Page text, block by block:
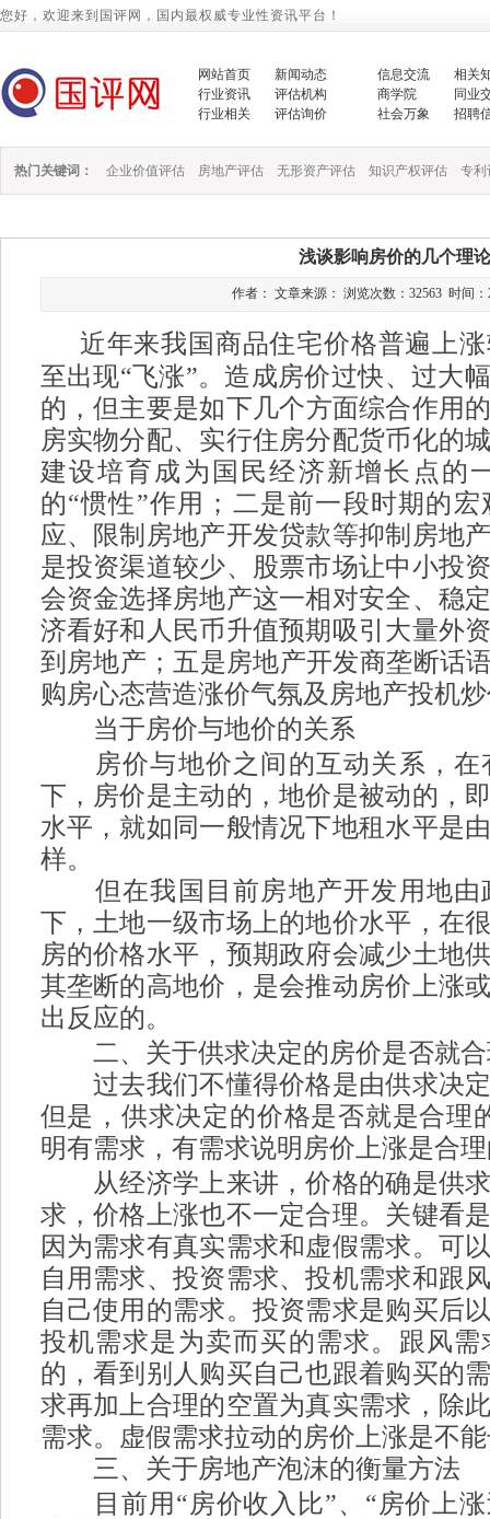
您好，欢迎来到国评网，国内最权威专业性资讯平台！
网站首页
新闻动态
行业资讯
评估机构
行业相关
评估询价
信息交流
相关
商学院
同业
社会万象
招聘
热门关键词： 企业价值评估 房地产评估 无形资产评估 知识产权评估 专利
浅谈影响房价的几个理
作者： 文章来源： 浏览次数：32563 时间：
近年来我国商品住宅价格普遍上
至出现“飞涨”。造成房价过快、过大
的，但主要是如下几个方面综合作用
房实物分配、实行住房分配货币化的
建设培育成为国民经济新增长点的
的“惯性”作用；二是前一段时期的
应、限制房地产开发贷款等抑制房地
是投资渠道较少、股票市场让中小投
会资金选择房地产这一相对安全、稳
济看好和人民币升值预期吸引大量外
到房地产；五是房地产开发商垄断话
购房心态营造涨价气氛及房地产投机
当于房价与地价的关系0 W) V4 L& [$
房价与地价之间的互动关系，在
下，房价是主动的，地价是被动的，
水平，就如同一般情况下地租水平是
样。
但在我国目前房地产开发用地由
下，土地一级市场上的地价水平，在
房的价格水平，预期政府会减少土地
其垄断的高地价，是会推动房价上涨
出反应的。
二、关于供求决定的房价是否就合
过去我们不懂得价格是由供求决定
但是，供求决定的价格是否就是合理
明有需求，有需求说明房价上涨是合
从经济学上来讲，价格的确是供求
求，价格上涨也不一定合理。关键看
因为需求有真实需求和虚假需求。可
自用需求、投资需求、投机需求和跟
自己使用的需求。投资需求是购买后
投机需求是为卖而买的需求。跟风
的，看到别人购买自己也跟着购买的
求再加上合理的空置为真实需求，除
需求。虚假需求拉动的房价上涨是不
三、关于房地产泡沫的衡量方法
目前用“房价收入比”、“房价上涨